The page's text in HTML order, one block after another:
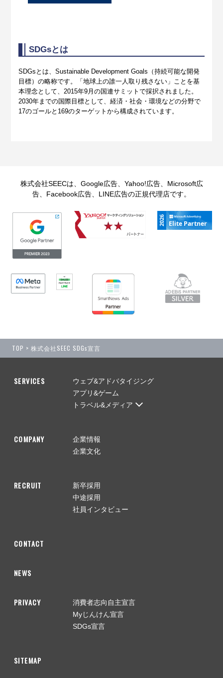
SDGsとは
SDGsとは、Sustainable Development Goals（持続可能な開発
目標）の略称です。「地球上の誰一人取り残さない」ことを基
本理念として、2015年9月の国連サミットで採択されました。
2030年までの国際目標として、経済・社会・環境などの分野で
17のゴールと169のターゲットから構成されています。
株式会社SEECは、Google広告、Yahoo!広告、Microsoft広
告、Facebook広告、LINE広告の正規代理店です。
TOP > 株式会社SEEC SDGs宣言
SERVICES
ウェブ&アドバタイジング
アプリ&ゲーム
トラベル&メディア
COMPANY
企業情報
企業文化
RECRUIT
新卒採用
中途採用
社員インタビュー
CONTACT
NEWS
PRIVACY
消費者志向自主宣言
Myじんけん宣言
SDGs宣言
SITEMAP